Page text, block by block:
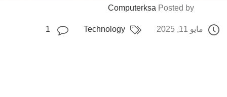
Posted by
Computerksa
مايو 11, 2025 Technology